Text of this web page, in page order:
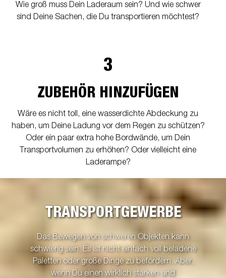
Wie groß muss Dein Laderaum sein? Und wie schwer
sind Deine Sachen, die Du transportieren möchtest?
3
ZUBEHÖR HINZUFÜGEN
Wäre es nicht toll, eine wasserdichte Abdeckung zu
haben, um Deine Ladung vor dem Regen zu schützen?
Oder ein paar extra hohe Bordwände, um Dein
Transportvolumen zu erhöhen? Oder vielleicht eine
Laderampe?
TRANSPORTGEWERBE
Das Bewegen von schweren Objekten kann
schwierig sein. Es ist nicht einfach voll beladene
Paletten oder große Dinge zu befördern. Aber,
wenn Du einen wirklich starken und